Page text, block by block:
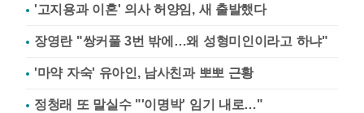
'고지용과 이혼' 의사 허양임, 새 출발했다
장영란 "쌍커풀 3번 밖에…왜 성형미인이라고 하냐"
'마약 자숙' 유아인, 남사친과 뽀뽀 근황
정청래 또 말실수 "'이명박' 임기 내로…"